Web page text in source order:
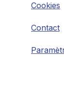
Cookies
Contact